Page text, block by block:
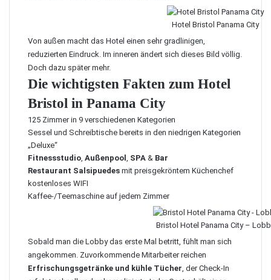
Hotel Bristol Panama City
Von außen macht das Hotel einen sehr gradlinigen,
reduzierten Eindruck. Im inneren ändert sich dieses Bild völlig.
Doch dazu später mehr.
Die wichtigsten Fakten zum Hotel
Bristol in Panama City
125 Zimmer in 9 verschiedenen Kategorien
Sessel und Schreibtische bereits in den niedrigen Kategorien
„Deluxe“
Fitnessstudio, Außenpool , SPA & Bar
Restaurant Salsipuedes mit preisgekröntem Küchenchef
kostenloses WIFI
Kaffee-/Teemaschine auf jedem Zimmer
Bristol Hotel Panama City –
Sobald man die Lobby das erste Mal betritt, fühlt man sich
angekommen. Zuvorkommende Mitarbeiter reichen
Erfrischungsgetränke und kühle Tücher, der Check-In